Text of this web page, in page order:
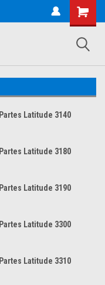
Partes Latitude 3140
Partes Latitude 3180
Partes Latitude 3190
Partes Latitude 3300
Partes Latitude 3310